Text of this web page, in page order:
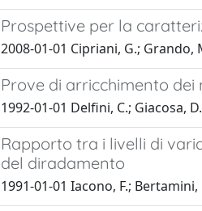
Prospettive per la
2008-01-01 Cipriani, G.; Grando,
Prove di arricchimento
1992-01-01 Delfini, C.; Giacosa,
Rapporto tra i livelli di
del diradamento
1991-01-01 Iacono, F.;